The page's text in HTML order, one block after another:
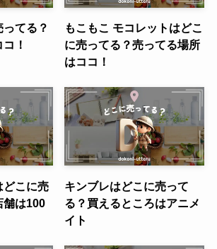
てる？
！
もこもこ モコレットはどこ
に売ってる？売ってる場所
はココ！
どこに売
舗は100
キンブレはどこに売って
る？買えるところはアニメ
イト